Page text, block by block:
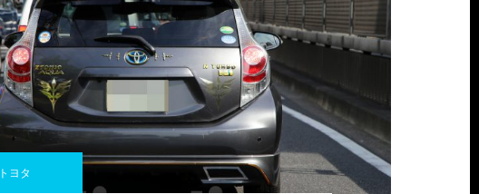
トヨタ